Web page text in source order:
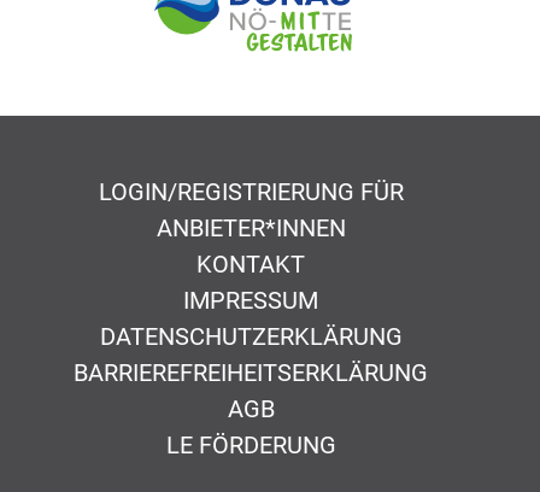
LOGIN/REGISTRIERUNG FÜR
ANBIETER*INNEN
KONTAKT
IMPRESSUM
DATENSCHUTZERKLÄRUNG
BARRIEREFREIHEITSERKLÄRUNG
AGB
LE FÖRDERUNG